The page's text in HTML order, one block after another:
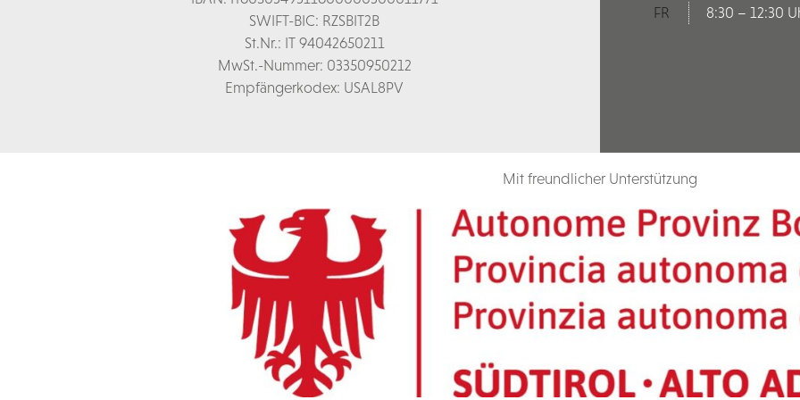
SWIFT-BIC: RZSBIT2B
St.Nr.: IT 94042650211
MwSt.-Nummer: 03350950212
Empfängerkodex: USAL8PV
FR 8:30 – 12:30
Mit freundlicher Unterstützung